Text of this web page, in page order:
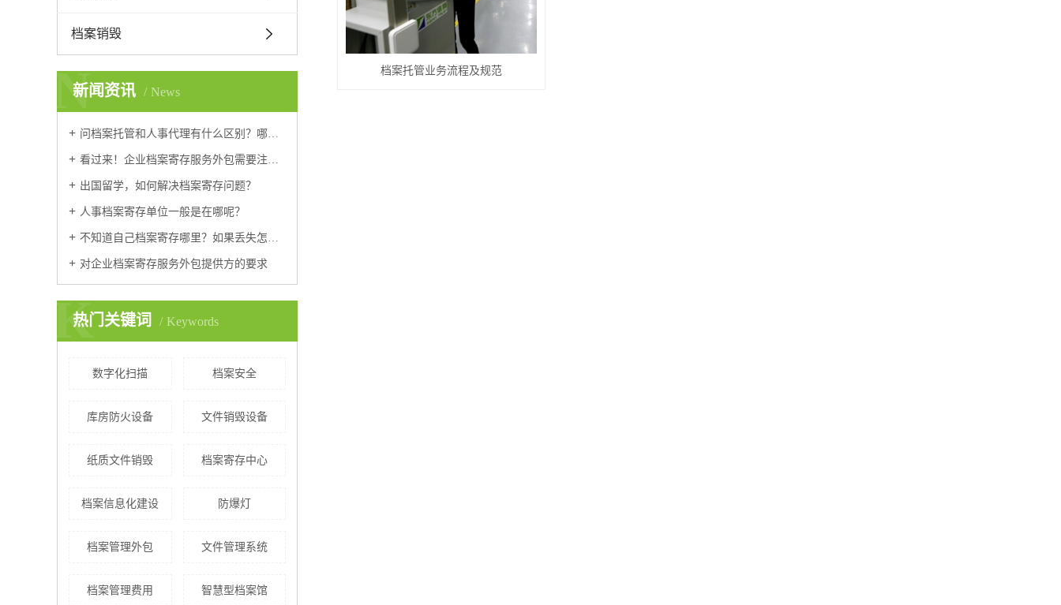
档案销毁
新闻资讯 News
N
问档案托管和人事代理有什么区别？哪个更好？
看过来！企业档案寄存服务外包需要注意的几个问题
出国留学，如何解决档案寄存问题？
人事档案寄存单位一般是在哪呢？
不知道自己档案寄存哪里？如果丢失怎么补办？
对企业档案寄存服务外包提供方的要求
热门关键词 Keywords
K
数字化扫描 档案安全
库房防火设备 文件销毁设备
纸质文件销毁 档案寄存中心
档案信息化建设 防爆灯
档案管理外包 文件管理系统
档案管理费用 智慧型档案馆
档案托管业务流程及规范